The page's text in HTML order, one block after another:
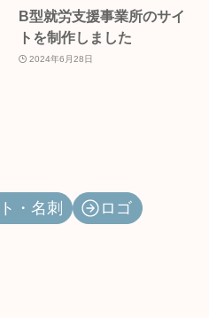
B型就労支援事業所のサイ
トを制作しました
2024年6月28日
・名刺
ロゴ